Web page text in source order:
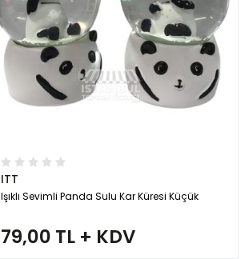
ITT
Işıklı Sevimli Panda Sulu Kar Küresi Küçük
79,00 TL + KDV